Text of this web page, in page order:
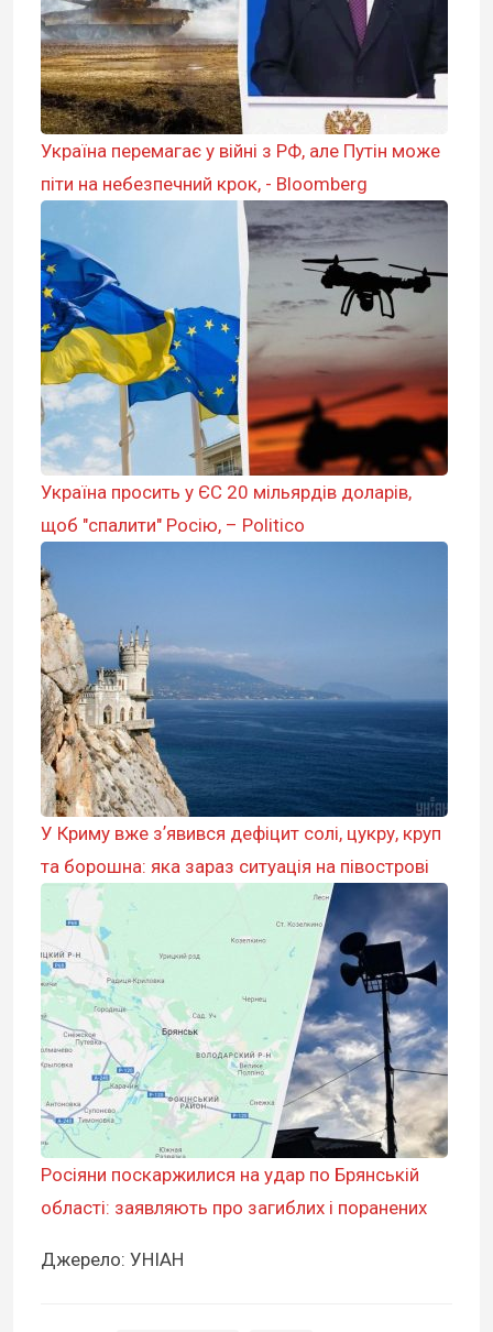
Україна перемагає у війні з РФ, але Путін може
піти на небезпечний крок, - Bloomberg
Україна просить у ЄС 20 мільярдів доларів,
щоб "спалити" Росію, – Politico
У Криму вже зʼявився дефіцит солі, цукру, круп
та борошна: яка зараз ситуація на півострові
Росіяни поскаржилися на удар по Брянській
області: заявляють про загиблих і поранених
Джерело: УНІАН